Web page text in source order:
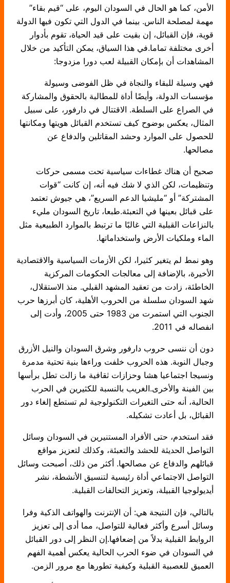
الأمن، كما هو الحال في السودان اليوم، على “قيم بقاء”
مهمة لمصلحة الناس. بينما في الدول التي تكون فيها الدولة
قوية، فإن القبائل، إن بقيت على قيد الحياة، تقوم بأدوار
أخرى مختلفة تماما.في هذا السياق، يمكن التأكيد من خلال
المشاهدات أن بإمكان القبيلة لعب دورا مزدوجا:
فهي وسيلة للبقاء والنجاة في ظل الفوضى وسيولة
مؤسسات الدولة، وأيضًا أداة للمطالبة بالحقوق والمشاركة
في الصراع على السلطة. الاقتتال في دارفور، على سبيل
المثال، يعكس بوضوح كيف تستخدم القبائل هويتها ومكانتها
للحصول على الموارد وحشد المقاتلين والدفاع عن
مصالحها.
صحيح أن هناك غطاءات سياسية تحت مسمى حركات
وتنظيمات، لكن الذي لا شك فيه أنه، إن كانت “قوات
المشتركة” أو “مليشيا الدعم السريع”، هي جيوش تعتمد
على قبائل بعينها في التعبئة.طبعا، تاريخ السودان مليء
بالنزاعات القبلية التي غالبًا ما ترتبط بالموارد الطبيعية مثل
الماء وملكيات الأرض واستخداماتها.
وهو نمط لم يتغير كثيرا، لكن الأزمات السياسية والاقتصادية
الأخيرة، بالإضافة إلى معالجات الحكومات المركزية
الخاطئة، زادت من تعقيد المشهد القبلي. منذ الاستقلال،
شهد السودان سلسلة من الحروب الأهلية، كان أبرزها حرب
الجنوب التي استمرت من 1983 حتى 2005، وأدت إلى
انفصاله في 2011.
دون أن ننسى حروب دارفور وشرق السودان والنيل الأزرق
وجبال النوبة. هذه الحروب خلفت وراءها بنية تحتية مدمرة
ونسيجا اجتماعيا هشا وحزازات ثقافية ما زالت تطل برأسها
بين الفينة والأخرى.الغريب بالنسبة للكثيرين في الحرب
الحالية، أنه حتى التغيرات التكنولوجية لم تستطع إلغاء دور
القبائل، بل أعادت تشكيله.
فقد استخدم، حتى الأفراد المستنيرين في السودان وسائل
التواصل الحديثة للحشد والتعبئة، وكذلك لتعزيز مواقع
قبائلهم والدفاع عن مصالحها. أكثر من ذلك، أصبحت وسائل
التواصل الاجتماعي أداة رئيسية لتنسيق الأنشطة، نشر
أيديولوجيا القبيلة، وتعزيز التحالفات القبلية.
بالتالي، فإن النتيجة هي: أن الإنترنت والهواتف الذكية وفرا
وسائل أسرع وأكثر فعالية للتواصل، مما أدى إلى تعزيز
الروابط القبلية بدلاً من إضعافها.إن النظر إلى دور القبائل
في السودان في ضوء الحرب الحالية يعكس أهمية الفهم
العميق للعصبية القبلية وكيفية تطورها مع مرور الزمن.